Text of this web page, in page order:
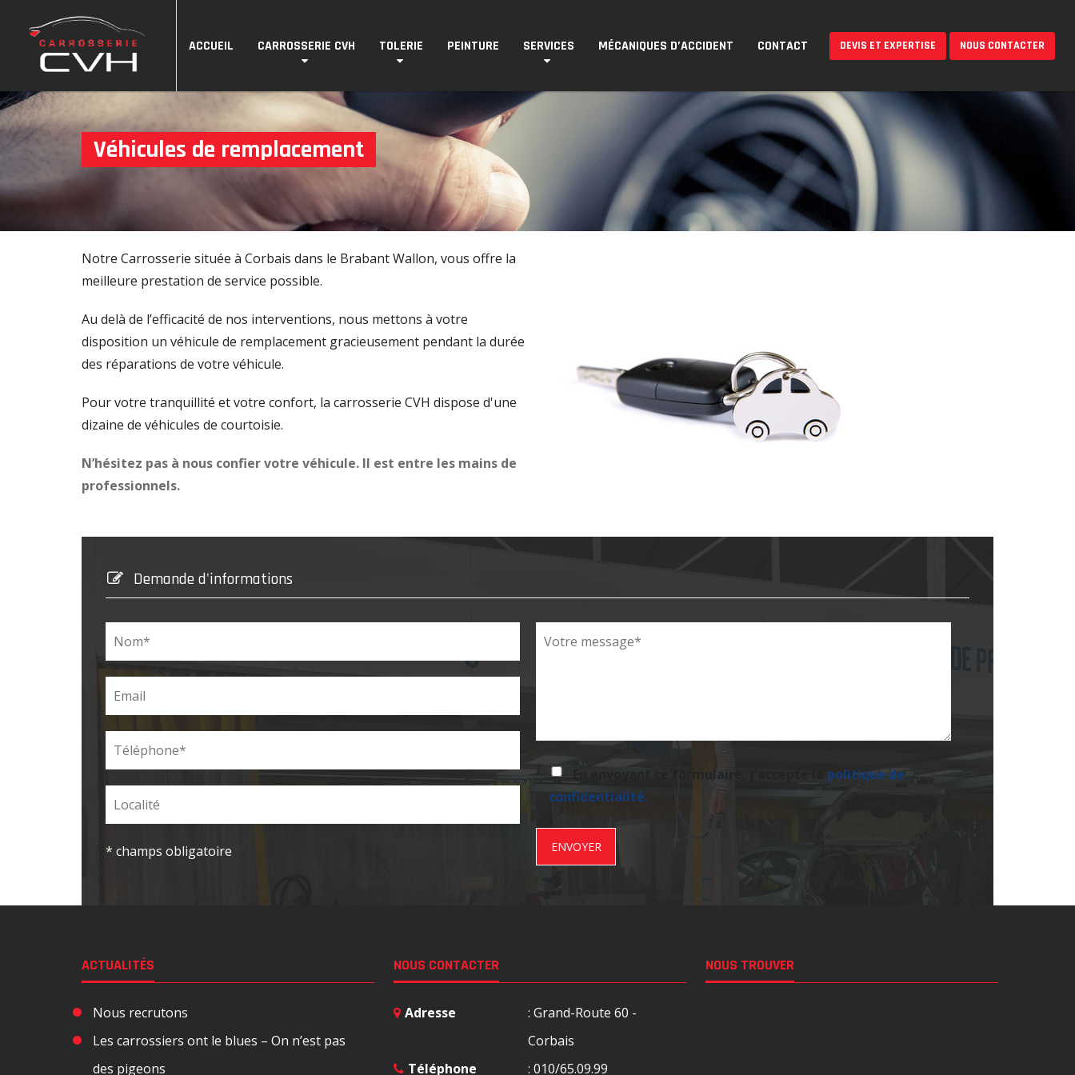
ACCUEIL CARROSSERIE CVH TOLERIE PEINTURE SERVICES MÉCANIQUES D’ACCIDENT CONTACT DEVIS ET EXPERTISE NOUS CONTACTER
Véhicules de remplacement
Notre Carrosserie située à Corbais dans le Brabant Wallon, vous offre la
meilleure prestation de service possible.
Au delà de l’efficacité de nos interventions, nous mettons à votre
disposition un véhicule de remplacement gracieusement pendant la durée
des réparations de votre véhicule.
Pour votre tranquillité et votre confort, la carrosserie CVH dispose d'une
dizaine de véhicules de courtoisie.
N’hésitez pas à nous confier votre véhicule. Il est entre les mains de
professionnels.
Demande d'informations
* champs obligatoire
En envoyant ce formulaire, j'accepte la politique de
confidentialité.
ACTUALITÉS
Nous recrutons
Les carrossiers ont le blues – On n’est pas
des pigeons
NOUS CONTACTER
Adresse
: Grand-Route 60 -
Corbais
Téléphone
: 010/65.09.99
NOUS TROUVER